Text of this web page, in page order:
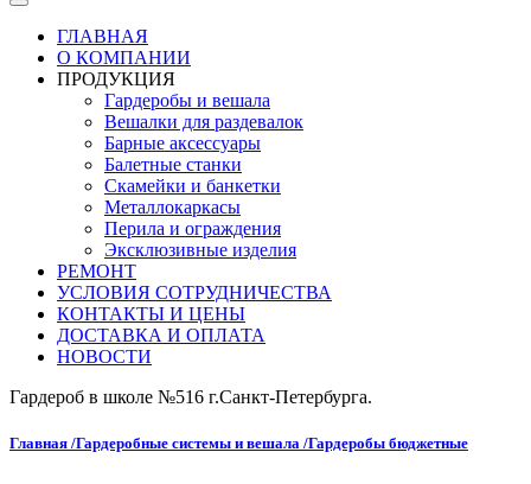
Toggle
navigationГЛАВНАЯ
О КОМПАНИИ
ПРОДУКЦИЯ
Гардеробы и вешала
Вешалки для раздевалок
Барные аксессуары
Балетные станки
Скамейки и банкетки
Металлокаркасы
Перила и ограждения
Эксклюзивные изделия
РЕМОНТ
УСЛОВИЯ СОТРУДНИЧЕСТВА
КОНТАКТЫ И ЦЕНЫ
ДОСТАВКА И ОПЛАТА
НОВОСТИ
Гардероб в школе №516 г.Санкт-Петербурга.
Главная /Гардеробные системы и вешала /Гардеробы бюджетные